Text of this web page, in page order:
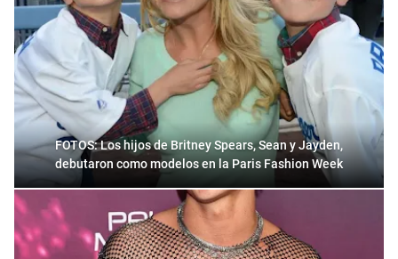
FOTOS: Los hijos de Britney Spears, Sean y Jayden,
debutaron como modelos en la Paris Fashion Week